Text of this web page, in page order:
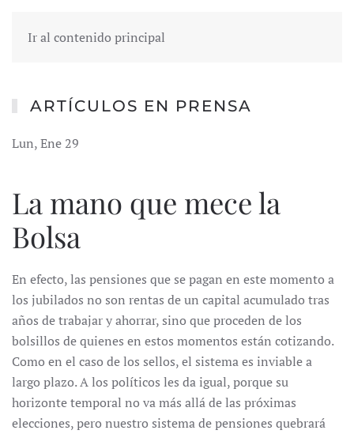
Ir al contenido principal
ARTÍCULOS EN PRENSA
Lun, Ene 29
La mano que mece la
Bolsa
En efecto, las pensiones que se pagan en este momento a
los jubilados no son rentas de un capital acumulado tras
años de trabajar y ahorrar, sino que proceden de los
bolsillos de quienes en estos momentos están cotizando.
Como en el caso de los sellos, el sistema es inviable a
largo plazo. A los políticos les da igual, porque su
horizonte temporal no va más allá de las próximas
elecciones, pero nuestro sistema de pensiones quebrará